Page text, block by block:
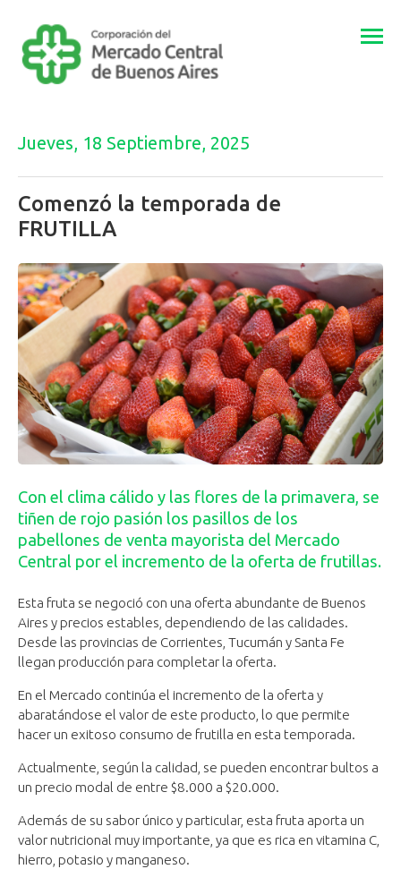
Jueves, 18 Septiembre, 2025
Comenzó la temporada de
FRUTILLA
Con el clima cálido y las flores de la primavera, se
tiñen de rojo pasión los pasillos de los
pabellones de venta mayorista del Mercado
Central por el incremento de la oferta de frutillas.
Esta fruta se negoció con una oferta abundante de Buenos
Aires y precios estables, dependiendo de las calidades.
Desde las provincias de Corrientes, Tucumán y Santa Fe
llegan producción para completar la oferta.
En el Mercado continúa el incremento de la oferta y
abaratándose el valor de este producto, lo que permite
hacer un exitoso consumo de frutilla en esta temporada.
Actualmente, según la calidad, se pueden encontrar bultos a
un precio modal de entre $8.000 a $20.000.
Además de su sabor único y particular, esta fruta aporta un
valor nutricional muy importante, ya que es rica en vitamina C,
hierro, potasio y manganeso.